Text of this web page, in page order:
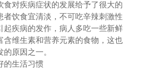
食对疾病症状的发展给予了很大的
者饮食宜清淡，不可吃辛辣刺激性
起疾病的发作，病人多吃一些新鲜
含维生素和营养元素的食物，这也
原因之一。
的生活习惯